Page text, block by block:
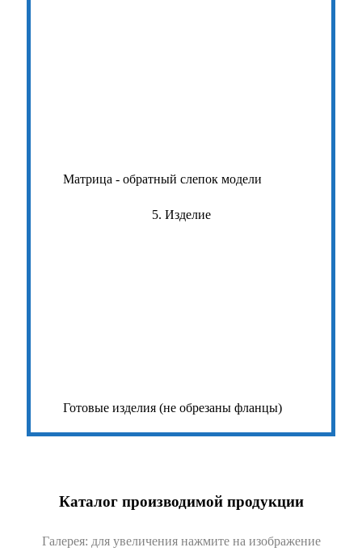
Матрица - обратный слепок модели
5. Изделие
Готовые изделия (не обрезаны фланцы)
Каталог производимой продукции
Галерея: для увеличения нажмите на изображение